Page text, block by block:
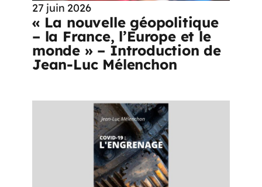
27 juin 2026
« La nouvelle géopolitique
– la France, l’Europe et le
monde » – Introduction de
Jean-Luc Mélenchon